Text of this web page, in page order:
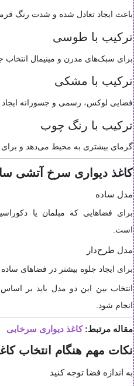
باعث ایجاد تعادل شده و شدت رنگ
ترکیب با طوسی
برای سبک‌های مدرن و مینیمال انتخاب
ترکیب با مشکی
فضایی لوکس، رسمی و جسورانه ایجاد
ترکیب با رنگ چوب
گرمای بیشتری به محیط می‌دهد و
کاغذ دیواری سرخ آتشی
مدل ساده
برای فضاهایی که مبلمان یا
است.
مدل طرح‌دار
برای ایجاد جلوه بیشتر در فضاهای ساده
انتخاب بین این دو مدل باید بر
انجام شود.
مقاله مرتبط:کاغذ دیواری سرخابی
نکات مهم هنگام انتخاب
به اندازه فضا توجه کنید